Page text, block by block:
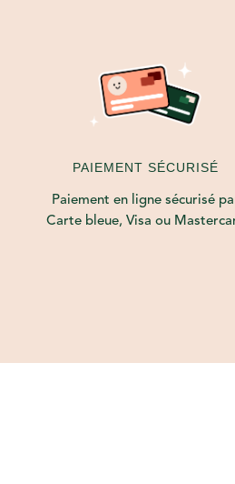
PAIEMENT SÉCURISÉ
Paiement en ligne sécurisé
Carte bleue, Visa ou